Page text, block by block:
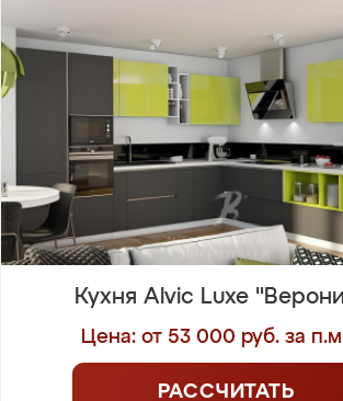
Кухня Alvic Luxe
Цена: от 53 000 руб. за
РАССЧИТАТЬ